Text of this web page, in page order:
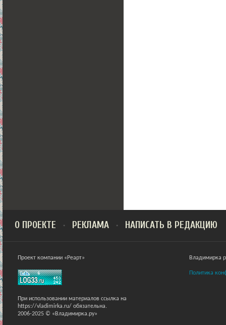
О ПРОЕКТЕ РЕКЛАМА НАПИСАТЬ В РЕДАКЦИЮ
Проект компании «Реарт»
При использовании материалов ссылка на
https://vladimirka.ru/ обязательна.
2006-2025 © «Владимирка.ру»
Владимирка
Политика